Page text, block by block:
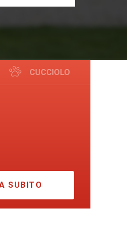
CUCCIOLO
SUBITO